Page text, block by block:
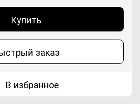
Купить
заказ
В избранное